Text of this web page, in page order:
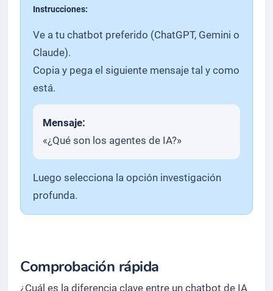
Instrucciones:
Ve a tu chatbot preferido (ChatGPT, Gemini o
Claude).
Copia y pega el siguiente mensaje tal y como
está.
Mensaje:
«¿Qué son los agentes de IA?»
Luego selecciona la opción investigación
profunda.
Comprobación rápida
¿Cuál es la diferencia clave entre un chatbot de IA